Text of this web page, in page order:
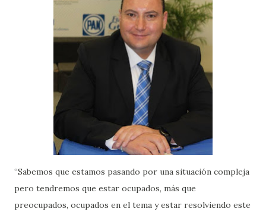
“Sabemos que estamos pasando por una situación compleja
pero tendremos que estar ocupados, más que
preocupados, ocupados en el tema y estar resolviendo este